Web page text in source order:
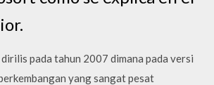
pada tahun 2007 dimana pada versi
yang sangat pesat